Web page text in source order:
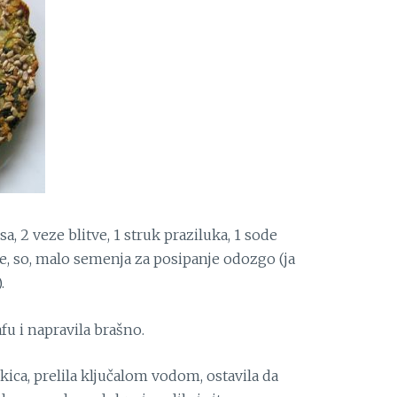
2 veze blitve, 1 struk praziluka, 1 sode
so, malo semenja za posipanje odozgo (ja
i napravila brašno.
prelila ključalom vodom, ostavila da